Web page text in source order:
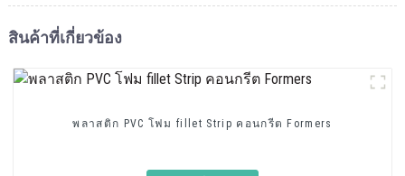
สินค้าที่เกี่ยวข้อง
พลาสติก PVC โฟม fillet Strip คอนกรีต Formers